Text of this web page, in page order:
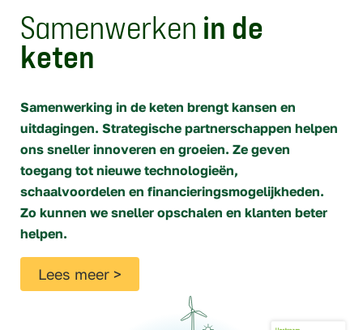
Samenwerken in de
keten
Samenwerking in de keten brengt kansen en
uitdagingen. Strategische partnerschappen helpen
ons sneller innoveren en groeien. Ze geven
toegang tot nieuwe technologieën,
schaalvoordelen en financieringsmogelijkheden.
Zo kunnen we sneller opschalen en klanten beter
helpen.
Lees meer >